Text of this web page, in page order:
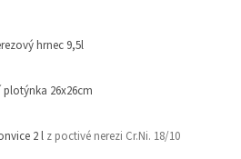
hrnec 9,5l
26x26cm
2 l z poctivé nerezi Cr.Ni. 18/10